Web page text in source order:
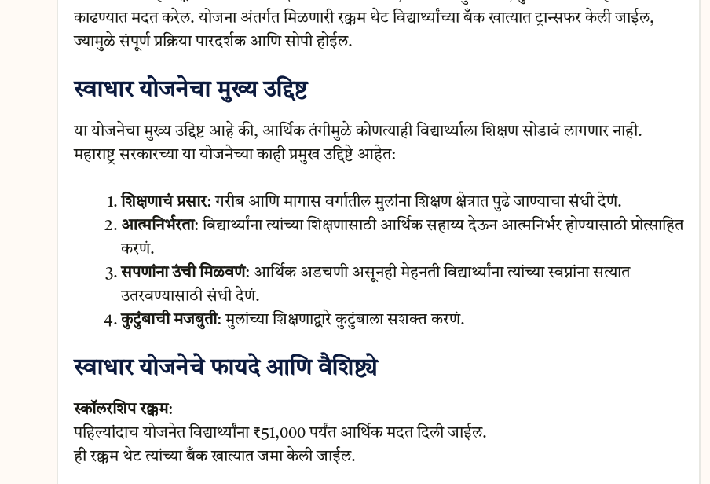
काढण्यात मदत करेल. योजना अंतर्गत मिळणारी रक्कम थेट विद्यार्थ्यांच्या बँक खात्यात ट्रान्सफर केली जाईल,
ज्यामुळे संपूर्ण प्रक्रिया पारदर्शक आणि सोपी होईल.
स्वाधार योजनेचा मुख्य उद्दिष्ट
या योजनेचा मुख्य उद्दिष्ट आहे की, आर्थिक तंगीमुळे कोणत्याही विद्यार्थ्याला शिक्षण सोडावं लागणार नाही.
महाराष्ट्र सरकारच्या या योजनेच्या काही प्रमुख उद्दिष्टे आहेत:
शिक्षणाचं प्रसार: गरीब आणि मागास वर्गातील मुलांना शिक्षण क्षेत्रात पुढे जाण्याचा संधी देणं.
आत्मनिर्भरता: विद्यार्थ्यांना त्यांच्या शिक्षणासाठी आर्थिक सहाय्य देऊन आत्मनिर्भर होण्यासाठी प्रोत्साहित
करणं.
सपणांना उंची मिळवणं: आर्थिक अडचणी असूनही मेहनती विद्यार्थ्यांना त्यांच्या स्वप्नांना सत्यात
उतरवण्यासाठी संधी देणं.
कुटुंबाची मजबुती: मुलांच्या शिक्षणाद्वारे कुटुंबाला सशक्त करणं.
स्वाधार योजनेचे फायदे आणि वैशिष्ट्ये
स्कॉलरशिप रक्कम:
पहिल्यांदाच योजनेत विद्यार्थ्यांना ₹51,000 पर्यंत आर्थिक मदत दिली जाईल.
ही रक्कम थेट त्यांच्या बँक खात्यात जमा केली जाईल.